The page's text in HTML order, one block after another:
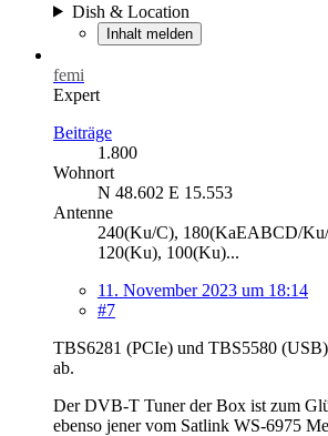
Dish & Location
Inhalt melden
femi
Expert
Beiträge
1.800
Wohnort
N 48.602 E 15.553
Antenne
240(Ku/C), 180(KaEABCD/
120(Ku), 100(Ku)...
11. November 2023 um 18:14
#7
TBS6281 (PCIe) und TBS5580
ab.
Der DVB-T Tuner der Box ist zum
ebenso jener vom Satlink WS-6975